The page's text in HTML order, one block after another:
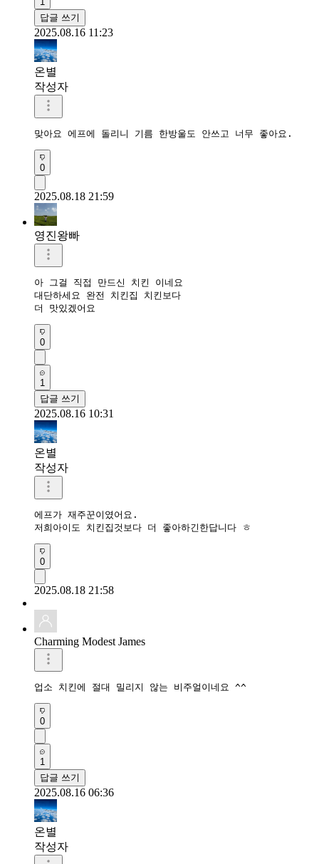
답글 쓰기
2025.08.16 11:23
온별
작성자
맞아요 에프에 돌리니 기름 한방울도 안쓰고 너무 좋아요.
0
2025.08.18 21:59
영진왕빠
아 그걸 직접 만드신 치킨 이네요
대단하세요 완전 치킨집 치킨보다
더 맛있겠어요
0
1
답글 쓰기
2025.08.16 10:31
온별
작성자
에프가 재주꾼이였어요.
저희아이도 치킨집것보다 더 좋아하긴한답니다 ㅎ
0
2025.08.18 21:58
Charming Modest James
업소 치킨에 절대 밀리지 않는 비주얼이네요 ^^
0
1
답글 쓰기
2025.08.16 06:36
온별
작성자